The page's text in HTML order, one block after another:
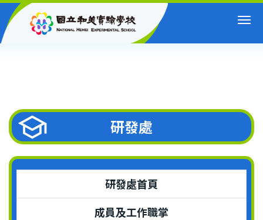
跳
到
研發處
研發處首頁
成員及工作職掌